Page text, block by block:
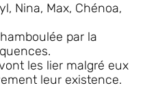
Nina, Max, Chénoa,
par la
les lier malgré eux
leur existence.